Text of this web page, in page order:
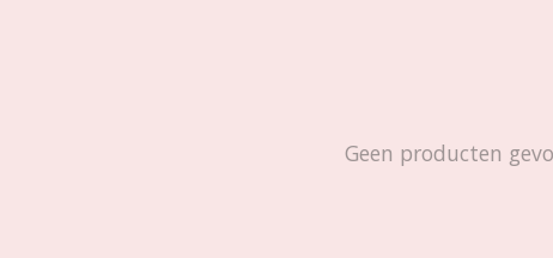
Geen producten